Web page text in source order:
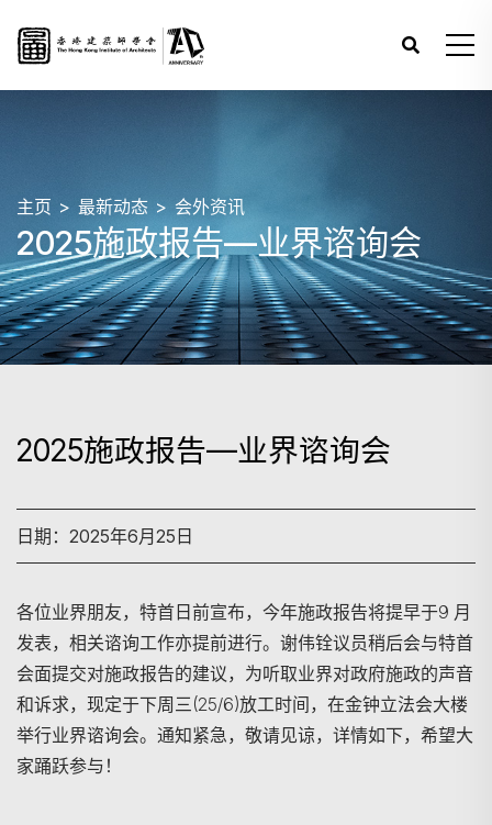
主页 最新动态 会外资讯
2025施政报告—业界谘询会
2025施政报告—业界谘询会
日期：2025年6月25日
各位业界朋友，特首日前宣布，今年施政报告将提早于9 月
发表，相关谘询工作亦提前进行。谢伟铨议员稍后会与特首
会面提交对施政报告的建议，为听取业界对政府施政的声音
和诉求，现定于下周三(25/6)放工时间，在金钟立法会大楼
举行业界谘询会。通知紧急，敬请见谅，详情如下，希望大
家踊跃参与！